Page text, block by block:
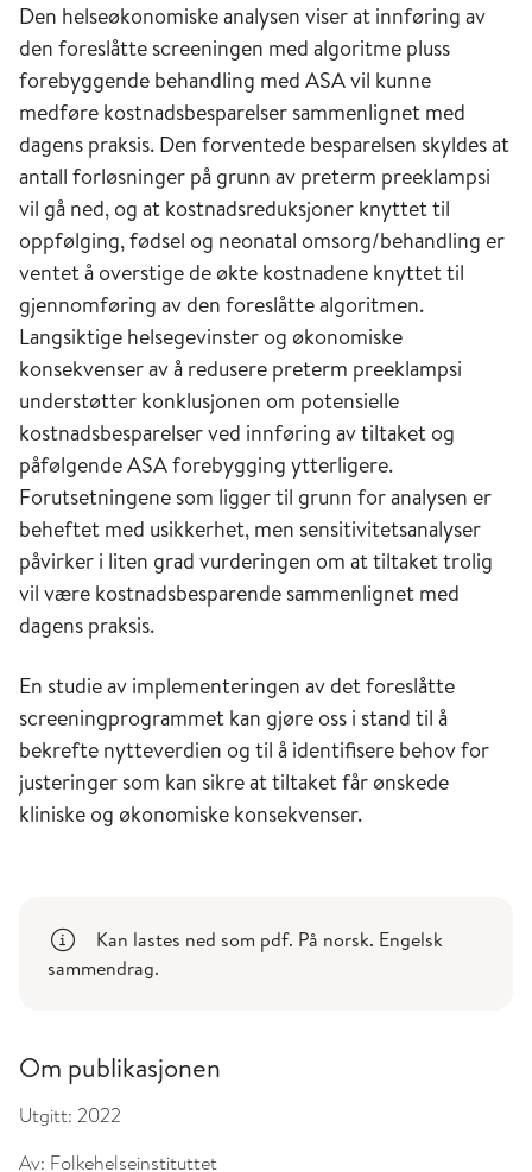
Den helseøkonomiske analysen viser at innføring av
den foreslåtte screeningen med algoritme pluss
forebyggende behandling med ASA vil kunne
medføre kostnadsbesparelser sammenlignet med
dagens praksis. Den forventede besparelsen skyldes at
antall forløsninger på grunn av preterm preeklampsi
vil gå ned, og at kostnadsreduksjoner knyttet til
oppfølging, fødsel og neonatal omsorg/behandling er
ventet å overstige de økte kostnadene knyttet til
gjennomføring av den foreslåtte algoritmen.
Langsiktige helsegevinster og økonomiske
konsekvenser av å redusere preterm preeklampsi
understøtter konklusjonen om potensielle
kostnadsbesparelser ved innføring av tiltaket og
påfølgende ASA forebygging ytterligere.
Forutsetningene som ligger til grunn for analysen er
beheftet med usikkerhet, men sensitivitetsanalyser
påvirker i liten grad vurderingen om at tiltaket trolig
vil være kostnadsbesparende sammenlignet med
dagens praksis.
En studie av implementeringen av det foreslåtte
screeningprogrammet kan gjøre oss i stand til å
bekrefte nytteverdien og til å identifisere behov for
justeringer som kan sikre at tiltaket får ønskede
kliniske og økonomiske konsekvenser.
Kan lastes ned som pdf. På norsk. Engelsk
sammendrag.
Om publikasjonen
Utgitt: 2022
Av: Folkehelseinstituttet